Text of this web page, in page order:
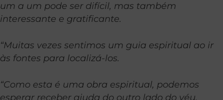
um a um pode ser difícil, mas também
interessante e gratificante.
“Muitas vezes sentimos um guia espiritual ao ir
às fontes para localizá-los.
“Como esta é uma obra espiritual, podemos
esperar receber ajuda do outro lado do véu.